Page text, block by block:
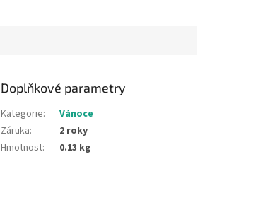
Doplňkové parametry
Kategorie:
Vánoce
Záruka:
2 roky
Hmotnost: 0.13 kg